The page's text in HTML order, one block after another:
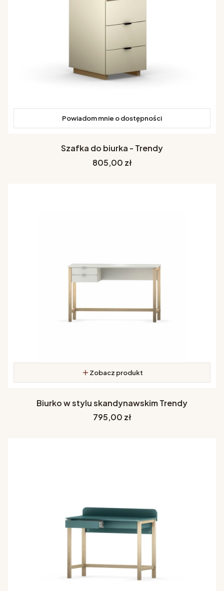
Powiadom mnie o dostępności
Szafka do biurka - Trendy
Cena
805,00 zł
Zobacz produkt
Biurko w stylu skandynawskim Trendy
Cena
795,00 zł